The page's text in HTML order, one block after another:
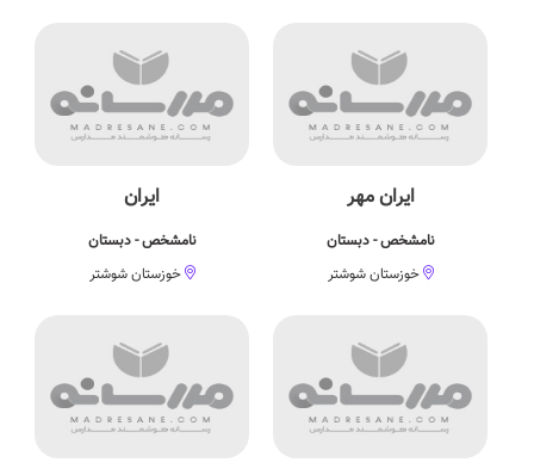
ایران مهر
نامشخص - دبستان
خوزستان شوشتر
ایران
نامشخص - دبستان
خوزستان شوشتر